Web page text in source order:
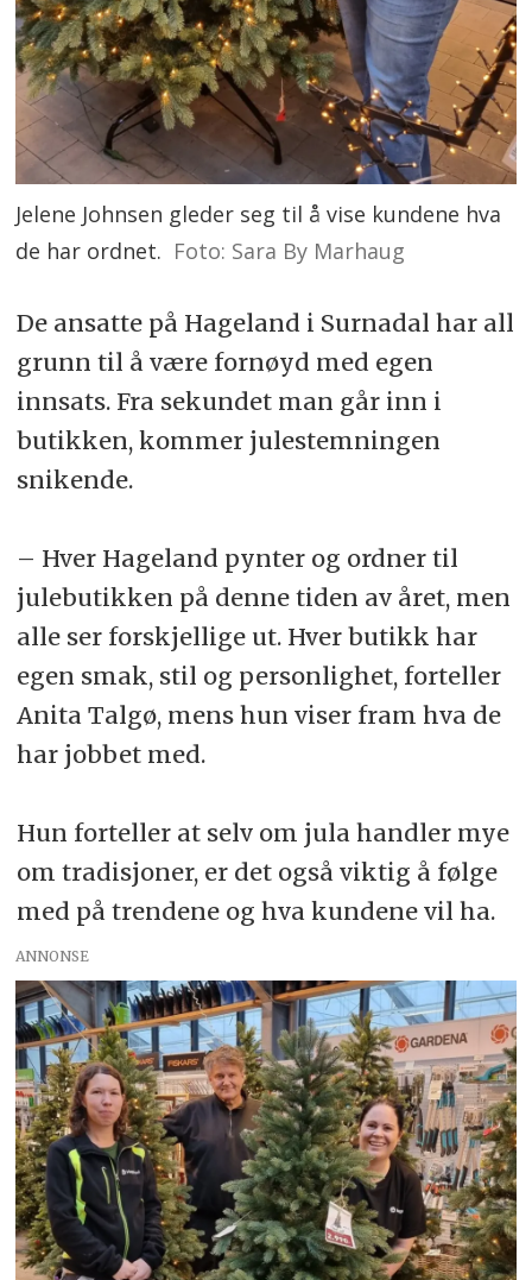
Jelene Johnsen gleder seg til å vise kundene hva
de har ordnet. Foto: Sara By Marhaug
De ansatte på Hageland i Surnadal har all
grunn til å være fornøyd med egen
innsats. Fra sekundet man går inn i
butikken, kommer julestemningen
snikende.
– Hver Hageland pynter og ordner til
julebutikken på denne tiden av året, men
alle ser forskjellige ut. Hver butikk har
egen smak, stil og personlighet, forteller
Anita Talgø, mens hun viser fram hva de
har jobbet med.
Hun forteller at selv om jula handler mye
om tradisjoner, er det også viktig å følge
med på trendene og hva kundene vil ha.
ANNONSE